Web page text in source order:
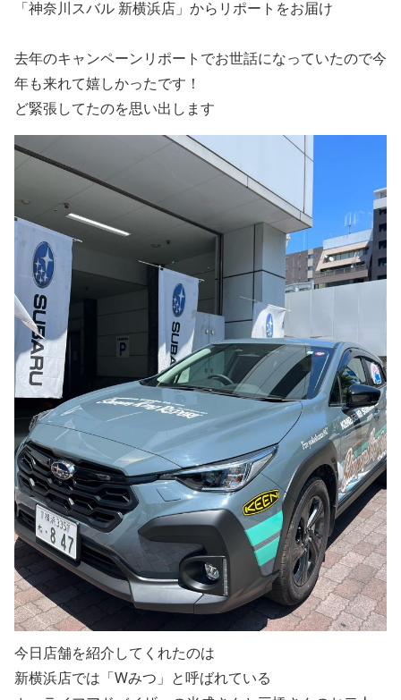
「神奈川スバル 新横浜店」からリポートをお届け
去年のキャンペーンリポートでお世話になっていたので今
年も来れて嬉しかったです！
ど緊張してたのを思い出します
今日店舗を紹介してくれたのは
新横浜店では「Wみつ」と呼ばれている